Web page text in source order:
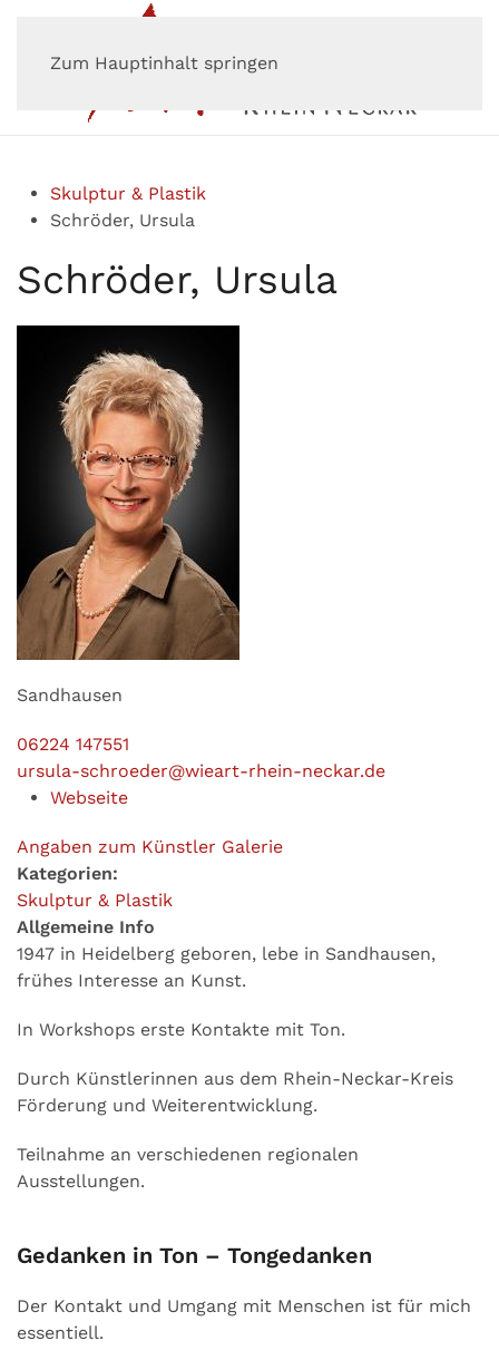
Zum Hauptinhalt springen
Skulptur & Plastik
Schröder, Ursula
Schröder, Ursula
Sandhausen
06224 147551
ursula-schroeder@wieart-rhein-neckar.de
Webseite
Angaben zum Künstler Galerie
Kategorien:
Skulptur & Plastik
Allgemeine Info
1947 in Heidelberg geboren, lebe in Sandhausen,
frühes Interesse an Kunst.
In Workshops erste Kontakte mit Ton.
Durch Künstlerinnen aus dem Rhein-Neckar-Kreis
Förderung und Weiterentwicklung.
Teilnahme an verschiedenen regionalen
Ausstellungen.
Gedanken in Ton – Tongedanken
Der Kontakt und Umgang mit Menschen ist für mich
essentiell.